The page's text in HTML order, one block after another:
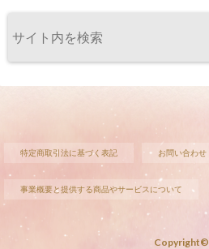
特定商取引法に基づく表記 お問い合わせ
事業概要と提供する商品やサービスについて
Copyright©